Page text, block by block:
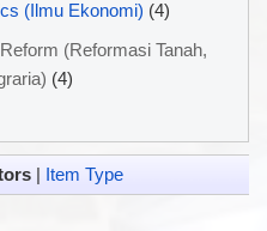
(Ilmu Ekonomi) (4)
(Reformasi Tanah,
(4)
| Item Type